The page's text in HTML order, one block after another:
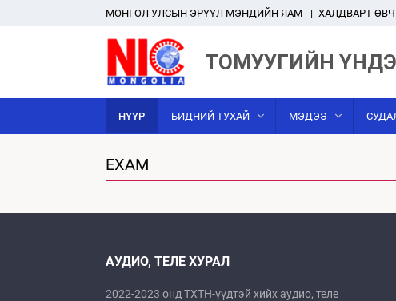
MОНГОЛ УЛСЫН ЭРҮҮЛ МЭНДИЙН ЯАМ ХАЛДВАРТ
ТОМУУГИЙН
НҮҮР БИДНИЙ ТУХАЙ МЭДЭЭ
EXAM
АУДИО, ТЕЛЕ ХУРАЛ
2022-2023 онд ТХТН-үүдтэй хийх аудио, теле